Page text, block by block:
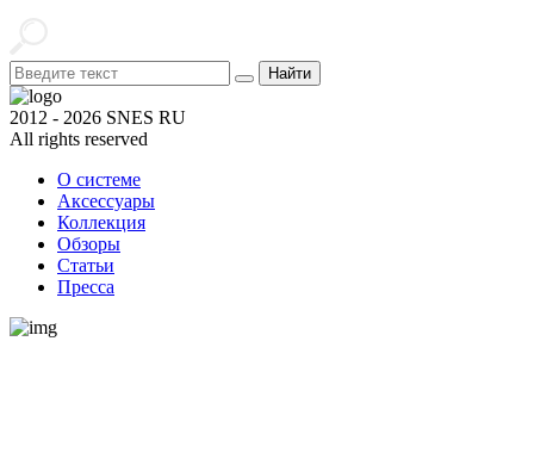
Найти
2012 - 2026 SNES RU
All rights reserved
О системе
Аксессуары
Коллекция
Обзоры
Статьи
Пресса